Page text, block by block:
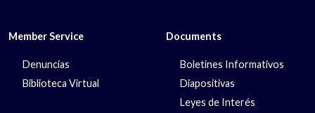
Member Service
Denuncias
Biblioteca Virtual
Documents
Boletines Informativos
Diapositivas
Leyes de Interés